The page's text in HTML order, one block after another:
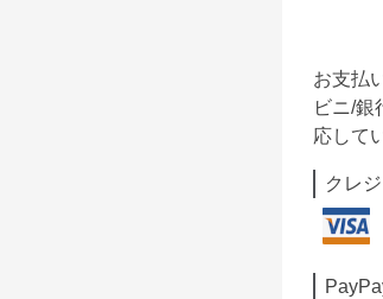
お支払
ビニ/銀
応して
クレ